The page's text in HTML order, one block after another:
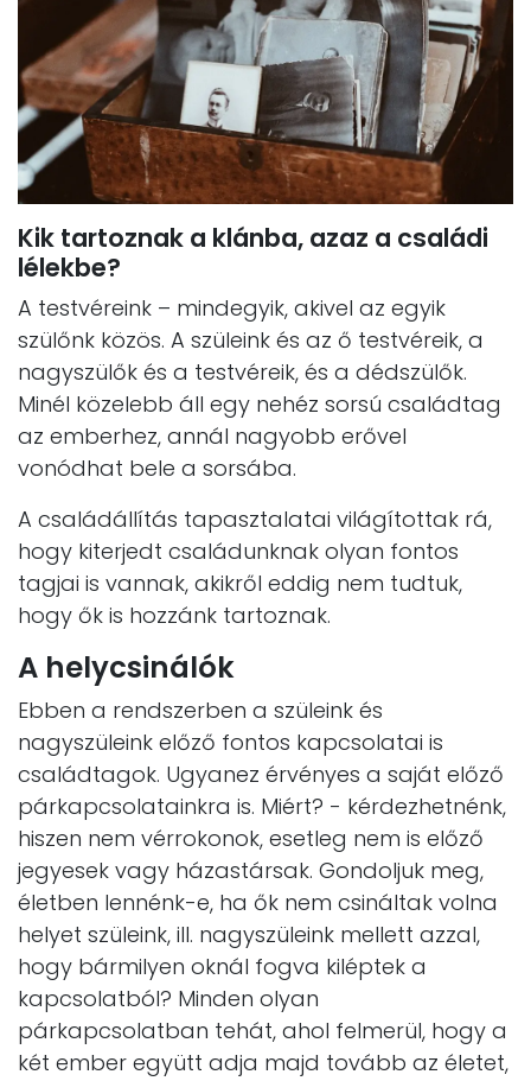
Kik tartoznak a klánba, azaz a családi
lélekbe?
A testvéreink – mindegyik, akivel az egyik
szülőnk közös. A szüleink és az ő testvéreik, a
nagyszülők és a testvéreik, és a dédszülők.
Minél közelebb áll egy nehéz sorsú családtag
az emberhez, annál nagyobb erővel
vonódhat bele a sorsába.
A családállítás tapasztalatai világítottak rá,
hogy kiterjedt családunknak olyan fontos
tagjai is vannak, akikről eddig nem tudtuk,
hogy ők is hozzánk tartoznak.
A helycsinálók
Ebben a rendszerben a szüleink és
nagyszüleink előző fontos kapcsolatai is
családtagok. Ugyanez érvényes a saját előző
párkapcsolatainkra is. Miért? - kérdezhetnénk,
hiszen nem vérrokonok, esetleg nem is előző
jegyesek vagy házastársak. Gondoljuk meg,
életben lennénk-e, ha ők nem csináltak volna
helyet szüleink, ill. nagyszüleink mellett azzal,
hogy bármilyen oknál fogva kiléptek a
kapcsolatból? Minden olyan
párkapcsolatban tehát, ahol felmerül, hogy a
két ember együtt adja majd tovább az életet,